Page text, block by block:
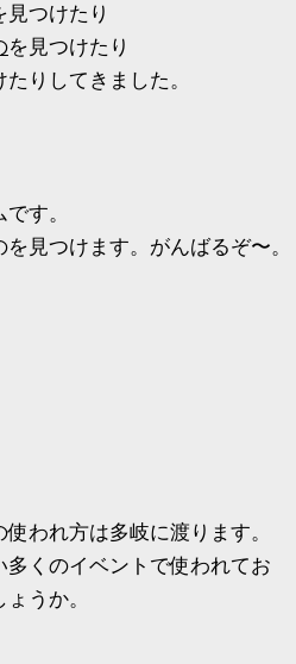
見つけたり
を見つけたり
たりしてきました。
す。
見つけます。がんばるぞ〜。
われ方は多岐に渡ります。
くのイベントで使われてお
うか。